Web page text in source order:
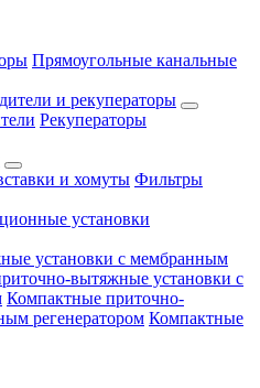
Прямоугольные канальные
и рекуператоры
Рекуператоры
и хомуты Фильтры
установки
установки с мембранным
вытяжные установки с
Компактные приточно-
регенератором Компактные